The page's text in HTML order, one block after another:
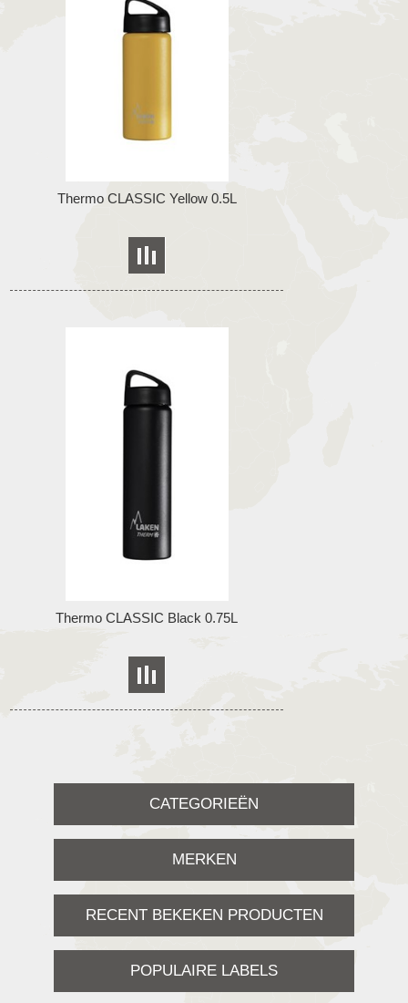
Thermo CLASSIC Yellow 0.5L
Thermo CLASSIC Black 0.75L
CATEGORIEËN
MERKEN
RECENT BEKEKEN PRODUCTEN
POPULAIRE LABELS